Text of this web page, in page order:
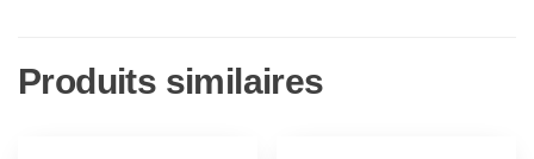
Produits similaires